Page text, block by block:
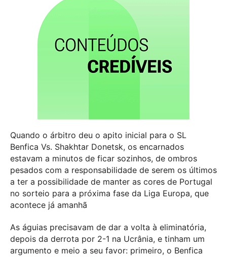
Quando o árbitro deu o apito inicial para o SL
Benfica Vs. Shakhtar Donetsk, os encarnados
estavam a minutos de ficar sozinhos, de ombros
pesados com a responsabilidade de serem os últimos
a ter a possibilidade de manter as cores de Portugal
no sorteio para a próxima fase da Liga Europa, que
acontece já amanhã
As águias precisavam de dar a volta à eliminatória,
depois da derrota por 2-1 na Ucrânia, e tinham um
argumento e meio a seu favor: primeiro, o Benfica